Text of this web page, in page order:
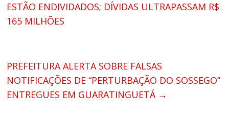
ESTÃO ENDIVIDADOS; DÍVIDAS ULTRAPASSAM R$
165 MILHÕES
PREFEITURA ALERTA SOBRE FALSAS
NOTIFICAÇÕES DE “PERTURBAÇÃO DO SOSSEGO”
ENTREGUES EM GUARATINGUETÁ →